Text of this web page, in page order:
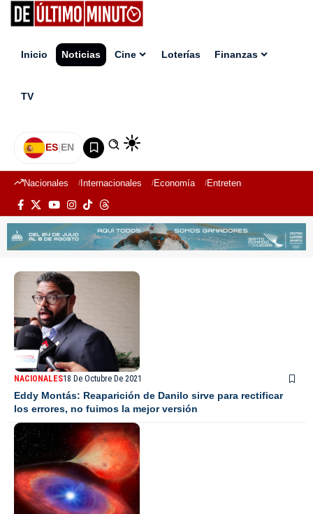
Inicio Noticias Cine Loterías Finanzas
TV
ES|EN
Nacionales Internacionales Economía Entretenimiento
NACIONALES18 De Octubre De 2021
Eddy Montás: Reaparición de Danilo sirve para rectificar
los errores, no fuimos la mejor versión